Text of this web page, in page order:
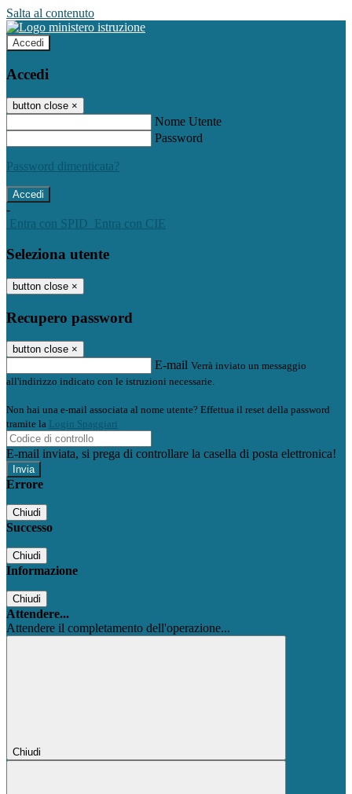
Salta al contenuto
Accedi
Accedi
button close ×
Nome Utente
Password
Password dimenticata?
-
Entra con SPID
Entra con CIE
Seleziona utente
button close ×
Recupero password
button close ×
E-mail Verrà inviato un messaggio
all'indirizzo indicato con le istruzioni necessarie.
Non hai una e-mail associata al nome utente? Effettua il reset della password
tramite la Login Spaggiari
E-mail inviata, si prega di controllare la casella di posta elettronica!
Errore
Chiudi
Successo
Chiudi
Informazione
Chiudi
Attendere...
Attendere il completamento dell'operazione...
Chiudi